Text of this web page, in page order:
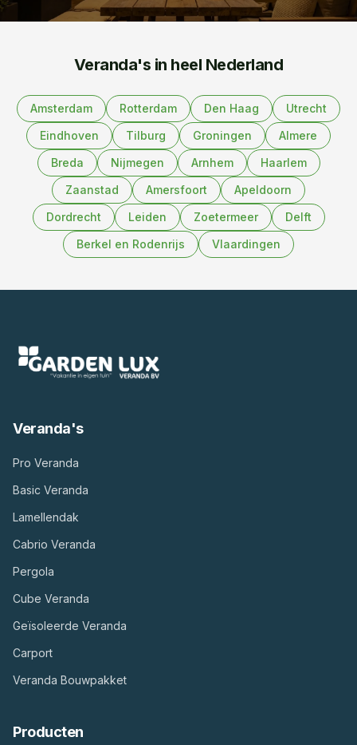
Veranda's in heel Nederland
Amsterdam Rotterdam Den Haag
Utrecht
Eindhoven
Tilburg Groningen
Almere
Breda
Nijmegen Arnhem
Haarlem
Zaanstad
Amersfoort
Apeldoorn
Dordrecht
Leiden Zoetermeer
Delft
Berkel en Rodenrijs
Vlaardingen
Veranda's
Pro Veranda
Basic Veranda
Lamellendak
Cabrio Veranda
Pergola
Cube Veranda
Geïsoleerde Veranda
Carport
Veranda Bouwpakket
Producten